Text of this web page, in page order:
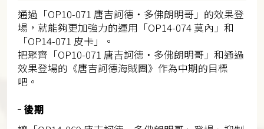
通過「OP10-071 唐吉訶德・多佛朗明哥」的效果登
場，就能夠更加強力的運用「OP14-074 莫內」和
「OP14-071 皮卡」。
把聚齊「OP10-071 唐吉訶德・多佛朗明哥」和通過
效果登場的《唐吉訶德海賊團》作為中期的目標
吧。
後期